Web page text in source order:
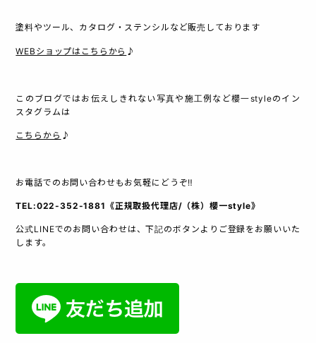
塗料やツール、カタログ・ステンシルなど販売しております
WEBショップはこちらから ♪
このブログではお伝えしきれない写真や施工例など櫻一styleのイン
スタグラムは
こちらから ♪
お電話でのお問い合わせもお気軽にどうぞ‼︎
TEL:022-352-1881《正規取扱代理店/（株）櫻一style》
公式LINEでのお問い合わせは、下記のボタンよりご登録をお願いいた
します。